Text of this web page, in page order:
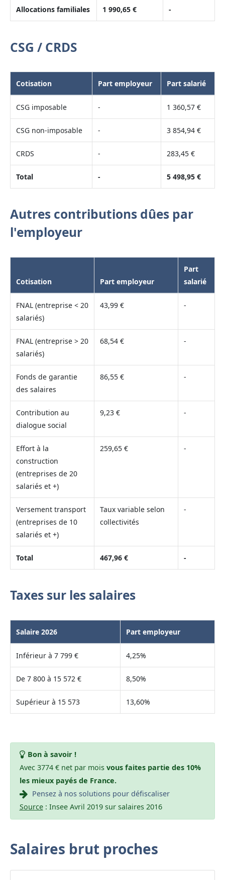
Allocations familiales 1 990,65 € -
CSG / CRDS
Cotisation Part employeur Part salarié
CSG imposable - 1 360,57 €
CSG non-imposable - 3 854,94 €
CRDS - 283,45 €
Total - 5 498,95 €
Autres contributions dûes par
l'employeur
Cotisation Part employeur
Part
salarié
FNAL (entreprise < 20
salariés)
43,99 € -
FNAL (entreprise > 20
salariés)
68,54 € -
Fonds de garantie
des salaires
86,55 € -
Contribution au
dialogue social
9,23 € -
Effort à la
construction
(entreprises de 20
salariés et +)
259,65 € -
Versement transport
(entreprises de 10
salariés et +)
Taux variable selon
collectivités
-
Total 467,96 € -
Taxes sur les salaires
Salaire 2026 Part employeur
Inférieur à 7 799 € 4,25%
De 7 800 à 15 572 € 8,50%
Supérieur à 15 573 13,60%
Bon à savoir !
Avec 3774 € net par mois vous faites partie des 10%
les mieux payés de France.
Pensez à nos solutions pour défiscaliser
Source: Insee Avril 2019 sur salaires 2016
Salaires brut proches